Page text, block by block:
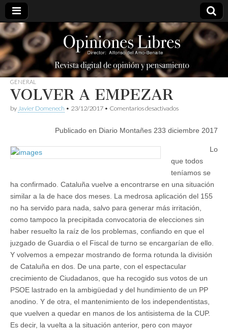
opinioneslibres
GENERAL
VOLVER A EMPEZAR
by Javier Domenech • 23/12/2017 • Comentarios desactivadosen
EMPEZAR
Publicado en Diario Montañes 233 diciembre 2017
Lo
que todos
teníamos se
ha confirmado. Cataluña vuelve a encontrarse en una situación
similar a la de hace dos meses. La medrosa aplicación del 155
no ha servido para nada, salvo para generar más irritación,
como tampoco la precipitada convocatoria de elecciones sin
haber resuelto la raíz de los problemas, confiando en que el
juzgado de Guardia o el Fiscal de turno se encargarían de ello.
Y volvemos a empezar mostrando de forma rotunda la división
de Cataluña en dos. De una parte, con el espectacular
crecimiento de Ciudadanos, que ha recogido sus votos de un
PSOE lastrado en la ambigüedad y del hundimiento de un PP
anodino. Y de otra, el mantenimiento de los independentistas,
que vuelven a quedar en manos de los antisistema de la CUP.
Es decir, la vuelta a la situación anterior, pero con mayor